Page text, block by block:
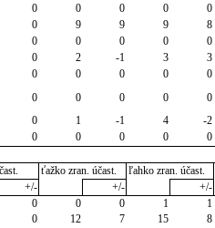
0
0 0 0 0
0
9 9 9 8
0
0 0 0 0
0
2 -1 3 3
0
0 0 0 0
0
0 0 0 0
0
1 -1 4 -2
0
0 0 0 0
ťažko zran. účast. ľahko zran. účast.
+/-
+/- +/-
0
0 0 1 1
0
12 7 15 8